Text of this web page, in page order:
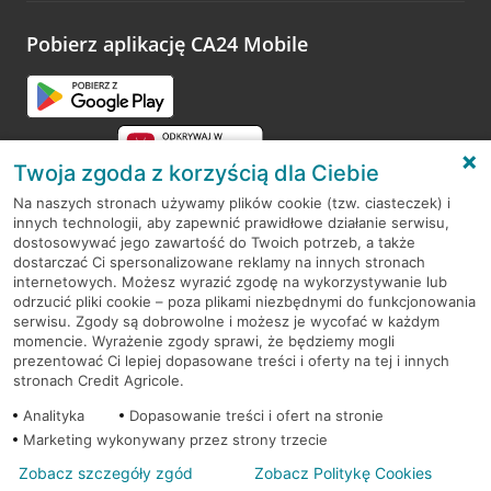
opinie.
Pobierz aplikację CA24 Mobile
RODO
Regulamin serwisu
Mapa serwisu
PolitykaCookies
© 2026 Credit Agricole Bank Polska S.A. Wszelkie prawa zastrzeżone
Twoja zgoda z korzyścią dla Ciebie
Na naszych stronach używamy plików cookie (tzw. ciasteczek) i
innych technologii, aby zapewnić prawidłowe działanie serwisu,
dostosowywać jego zawartość do Twoich potrzeb, a także
dostarczać Ci spersonalizowane reklamy na innych stronach
internetowych. Możesz wyrazić zgodę na wykorzystywanie lub
odrzucić pliki cookie – poza plikami niezbędnymi do funkcjonowania
serwisu. Zgody są dobrowolne i możesz je wycofać w każdym
momencie. Wyrażenie zgody sprawi, że będziemy mogli
prezentować Ci lepiej dopasowane treści i oferty na tej i innych
stronach Credit Agricole.
Analityka
Dopasowanie treści i ofert na stronie
Marketing wykonywany przez strony trzecie
Zobacz szczegóły zgód Zobacz Politykę Cookies